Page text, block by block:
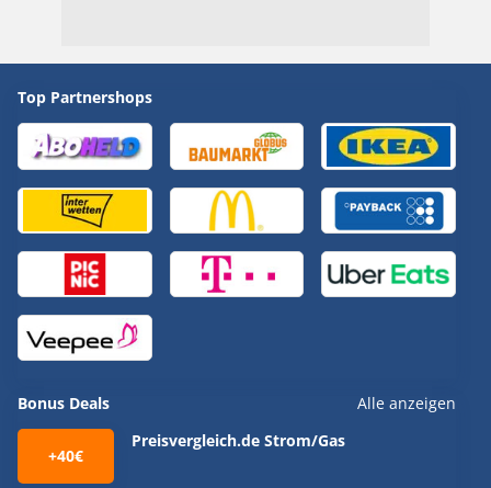
Top Partnershops
Bonus Deals Alle anzeigen
+40€
Preisvergleich.de Strom/Gas